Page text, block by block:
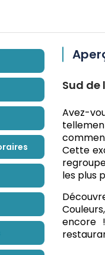
Sud
Avez-
Cette
les plus
encore